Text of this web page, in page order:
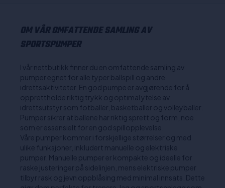
OM VÅR OMFATTENDE SAMLING AV
SPORTSPUMPER
I vår nettbutikk finner du en omfattende samling av
pumper egnet for alle typer ballspill og andre
idrettsaktiviteter. En god pumpe er avgjørende for å
opprettholde riktig trykk og optimal ytelse av
idrettsutstyr som fotballer, basketballer og volleyballer.
Pumper sikrer at ballene har riktig sprett og form, noe
som er essensielt for en god spillopplevelse.
Våre pumper kommer i forskjellige størrelser og med
ulike funksjoner, inkludert manuelle og elektriske
pumper. Manuelle pumper er kompakte og ideelle for
raske justeringer på sidelinjen, mens elektriske pumper
tilbyr rask og jevn oppblåsing med minimal innsats. Dette